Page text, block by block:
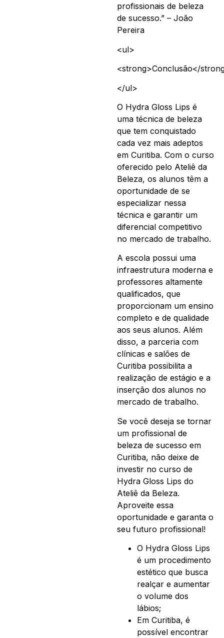
profissionais de beleza
de sucesso.” – João
Pereira
<ul>
<strong>Conclusão</
</ul>
O Hydra Gloss Lips é
uma técnica de beleza
que tem conquistado
cada vez mais adeptos
em Curitiba. Com o curso
oferecido pelo Ateliê da
Beleza, os alunos têm a
oportunidade de se
especializar nessa
técnica e garantir um
diferencial competitivo
no mercado de trabalho.
A escola possui uma
infraestrutura moderna e
professores altamente
qualificados, que
proporcionam um ensino
completo e de qualidade
aos seus alunos. Além
disso, a parceria com
clínicas e salões de
Curitiba possibilita a
realização de estágio e a
inserção dos alunos no
mercado de trabalho.
Se você deseja se tornar
um profissional de
beleza de sucesso em
Curitiba, não deixe de
investir no curso de
Hydra Gloss Lips do
Ateliê da Beleza.
Aproveite essa
oportunidade e garanta o
seu futuro profissional!
O Hydra Gloss Lips
é um procedimento
estético que busca
realçar e aumentar
o volume dos
lábios;
Em Curitiba, é
possível encontrar